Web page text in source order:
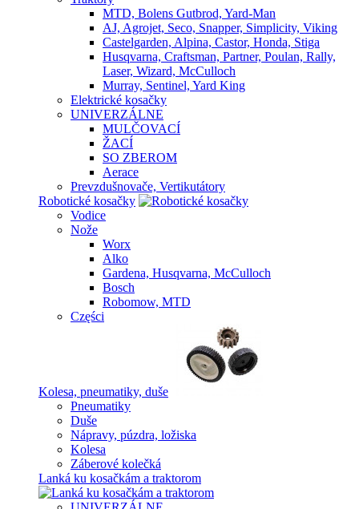
MTD, Bolens Gutbrod, Yard-Man
AJ, Agrojet, Seco, Snapper, Simplicity, Viking
Castelgarden, Alpina, Castor, Honda, Stiga
Husqvarna, Craftsman, Partner, Poulan, Rally,
Laser, Wizard, McCulloch
Murray, Sentinel, Yard King
Elektrické kosačky
UNIVERZÁLNE
MULČOVACÍ
ŽACÍ
SO ZBEROM
Aerace
Prevzdušnovače, Vertikutátory
Robotické kosačky
Vodice
Nože
Worx
Alko
Gardena, Husqvarna, McCulloch
Bosch
Robomow, MTD
Części
Kolesa, pneumatiky, duše
Pneumatiky
Duše
Nápravy, púzdra, ložiska
Kolesa
Záberové kolečká
Lanká ku kosačkám a traktorom